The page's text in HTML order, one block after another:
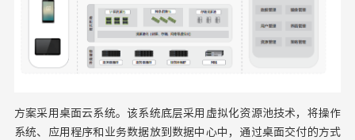
方案采用桌面云系统。该系统底层采用虚拟化资源池技术，将操作
系统、应用程序和业务数据放到数据中心中，通过桌面交付的方式